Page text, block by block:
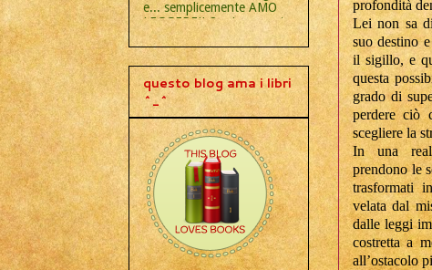
profondità
Lei non sa
suo destino
il sigillo, e
questa
grado di
perdere ciò
scegliere la
In una
prendono le
trasformati
velata dal
dalle leggi
costretta a
all’ostacolo
e... semplicemente AMO
LEGGERE!! Ogni momento
e ogni luogo è ideale per
tirar fuori un libro dalla
borsa e staccarmi un po'
dalla realtà! Leggo diversi
generi letterari, dal classici
al romance storico, dal
fantasy al thriller, dagli
autori italiani a quelli
stranieri, esordienti e non.
L'importante è lasciarsi
accompagnare SEMPRE da
buone letture!! UN
SALUTO A CHIUNQUE
PASSI DA QUI,
CONDIVIDENDO I MIEI...
CHICCHI DI PENSIERI!!
questo blog ama i libri
^_^